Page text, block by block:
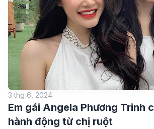
3 thg 6, 2024
Em gái Angela Phương Trinh
hành động từ chị ruột